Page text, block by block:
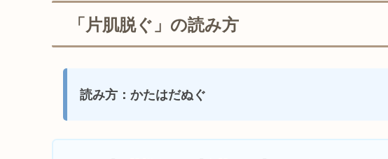
「片肌脱ぐ」の読み方
読み方：かたはだぬぐ